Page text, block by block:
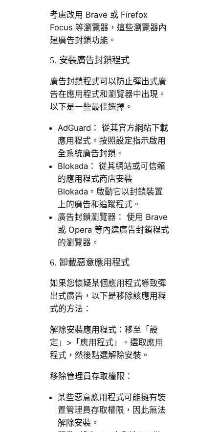
考慮改用 Brave 或 Firefox
Focus 等瀏覽器，這些瀏覽器內
建廣告封鎖功能。
5. 安裝廣告封鎖程式
廣告封鎖程式可以防止彈出式廣
告在應用程式和瀏覽器中出現。
以下是一些最佳選擇。
AdGuard： 從其官方網站下載
應用程式。按照設定指示啟用
全系統廣告封鎖。
Blokada： 從其網站或可信賴
的應用程式商店安裝
Blokada。啟動它以封鎖裝置
上的廣告和追蹤程式。
廣告封鎖瀏覽器： 使用 Brave
或 Opera 等內建廣告封鎖程式
的瀏覽器。
6. 卸載惡意應用程式
如果您懷疑某個應用程式導致彈
出式廣告，以下是移除該應用程
式的方法：
解除安裝應用程式：移至「設
定」>「應用程式」。選取應用
程式，然後點選解除安裝。
移除管理員存取權限：
某些惡意應用程式可能擁有裝
置管理員存取權限，因此無法
解除安裝。